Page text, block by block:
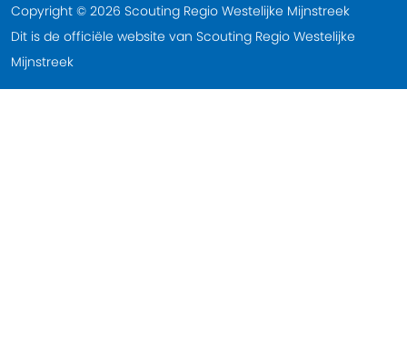
Copyright © 2026 Scouting Regio Westelijke Mijnstreek
Dit is de officiële website van Scouting Regio Westelijke
Mijnstreek